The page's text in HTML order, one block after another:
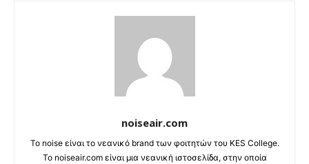
noiseair.com
Το noise είναι το νεανικό brand των φοιτητών του KES College.
Το noiseair.com είναι μια νεανική ιστοσελίδα, στην οποία